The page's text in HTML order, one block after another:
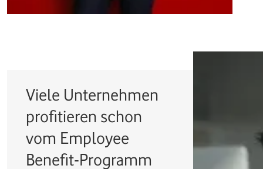
Viele Unternehmen
profitieren schon
vom Employee
Benefit-Programm